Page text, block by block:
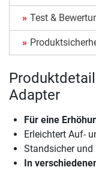
Test &
Adapter
Für eine
Erleichtert Auf-
Standsicher und
In